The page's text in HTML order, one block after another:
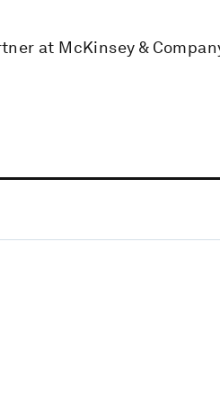
at McKinsey &